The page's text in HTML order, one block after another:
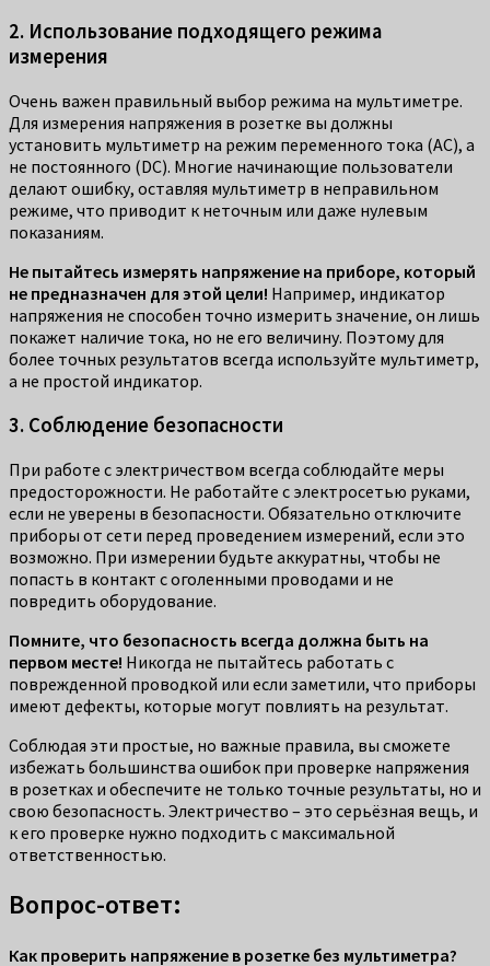
2. Использование подходящего режима
измерения
Очень важен правильный выбор режима на мультиметре.
Для измерения напряжения в розетке вы должны
установить мультиметр на режим переменного тока (AC), а
не постоянного (DC). Многие начинающие пользователи
делают ошибку, оставляя мультиметр в неправильном
режиме, что приводит к неточным или даже нулевым
показаниям.
Не пытайтесь измерять напряжение на приборе, который
не предназначен для этой цели! Например, индикатор
напряжения не способен точно измерить значение, он лишь
покажет наличие тока, но не его величину. Поэтому для
более точных результатов всегда используйте мультиметр,
а не простой индикатор.
3. Соблюдение безопасности
При работе с электричеством всегда соблюдайте меры
предосторожности. Не работайте с электросетью руками,
если не уверены в безопасности. Обязательно отключите
приборы от сети перед проведением измерений, если это
возможно. При измерении будьте аккуратны, чтобы не
попасть в контакт с оголенными проводами и не
повредить оборудование.
Помните, что безопасность всегда должна быть на
первом месте! Никогда не пытайтесь работать с
поврежденной проводкой или если заметили, что приборы
имеют дефекты, которые могут повлиять на результат.
Соблюдая эти простые, но важные правила, вы сможете
избежать большинства ошибок при проверке напряжения
в розетках и обеспечите не только точные результаты, но и
свою безопасность. Электричество – это серьёзная вещь, и
к его проверке нужно подходить с максимальной
ответственностью.
Вопрос-ответ:
Как проверить напряжение в розетке без мультиметра?